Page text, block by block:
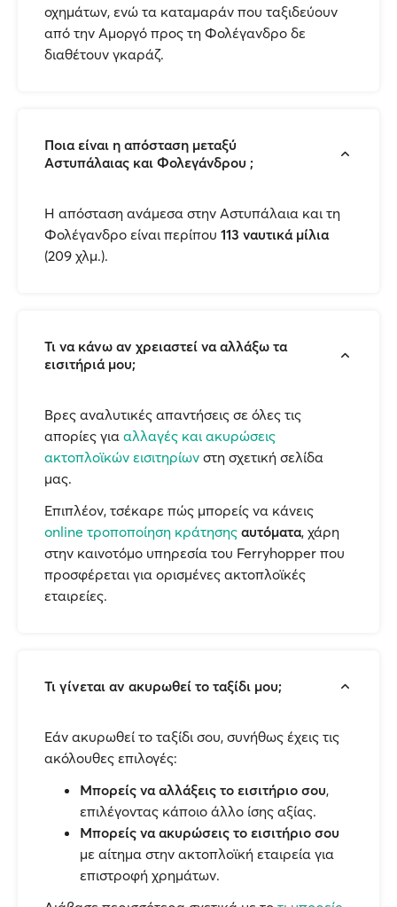
οχημάτων, ενώ τα καταμαράν που ταξιδεύουν
από την Αμοργό προς τη Φολέγανδρο δε
διαθέτουν γκαράζ.
Ποια είναι η απόσταση μεταξύ
Αστυπάλαιας και Φολεγάνδρου ;
H απόσταση ανάμεσα στην Αστυπάλαια και τη
Φολέγανδρο είναι περίπου 113 ναυτικά μίλια
(209 χλμ.).
Τι να κάνω αν χρειαστεί να αλλάξω τα
εισιτήριά μου;
Βρες αναλυτικές απαντήσεις σε όλες τις
απορίες για αλλαγές και ακυρώσεις
ακτοπλοϊκών εισιτηρίων στη σχετική σελίδα
μας.
Επιπλέον, τσέκαρε πώς μπορείς να κάνεις
online τροποποίηση κράτησης αυτόματα, χάρη
στην καινοτόμο υπηρεσία του Ferryhopper που
προσφέρεται για ορισμένες ακτοπλοϊκές
εταιρείες.
Τι γίνεται αν ακυρωθεί το ταξίδι μου;
Εάν ακυρωθεί το ταξίδι σου, συνήθως έχεις τις
ακόλουθες επιλογές:
Μπορείς να αλλάξεις το εισιτήριο σου,
επιλέγοντας κάποιο άλλο ίσης αξίας.
Μπορείς να ακυρώσεις το εισιτήριο σου
με αίτημα στην ακτοπλοϊκή εταιρεία για
επιστροφή χρημάτων.